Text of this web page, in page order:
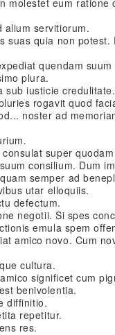
molestet eum
alium servitiorum.
suas quia non potest.
quendam
plura.
sub iusticie credulitate.
rogavit quod
noster ad
super
consilium. Dum
semper ad
utar elloquiis.
defectum.
negotii. Si spes
emula spem
amico novo. Cum
cultura.
significet cum
benivolentia.
diffinitio.
repetitur.
res.